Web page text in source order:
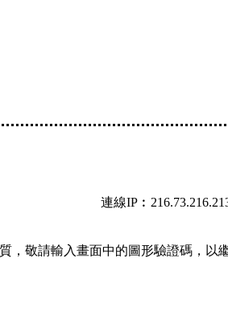
連線
，敬請輸入畫面中的圖形驗證碼，以